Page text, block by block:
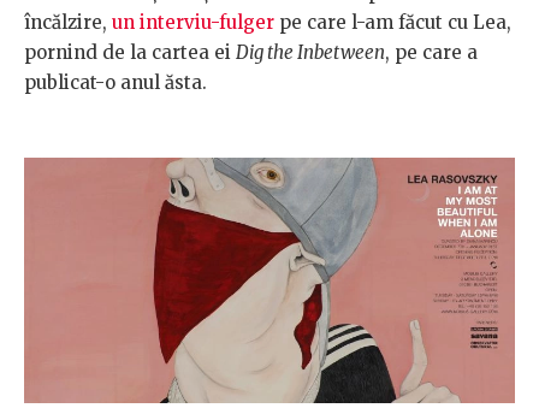
încălzire, un interviu-fulger pe care l-am făcut cu Lea,
pornind de la cartea ei Dig the Inbetween, pe care a
publicat-o anul ăsta.